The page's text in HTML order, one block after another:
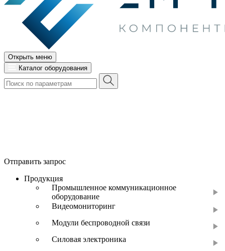
Открыть меню
Каталог оборудования
Отправить запрос
Продукция
Промышленное коммуникационное
оборудование
Видеомониторинг
Модули беспроводной связи
Силовая электроника